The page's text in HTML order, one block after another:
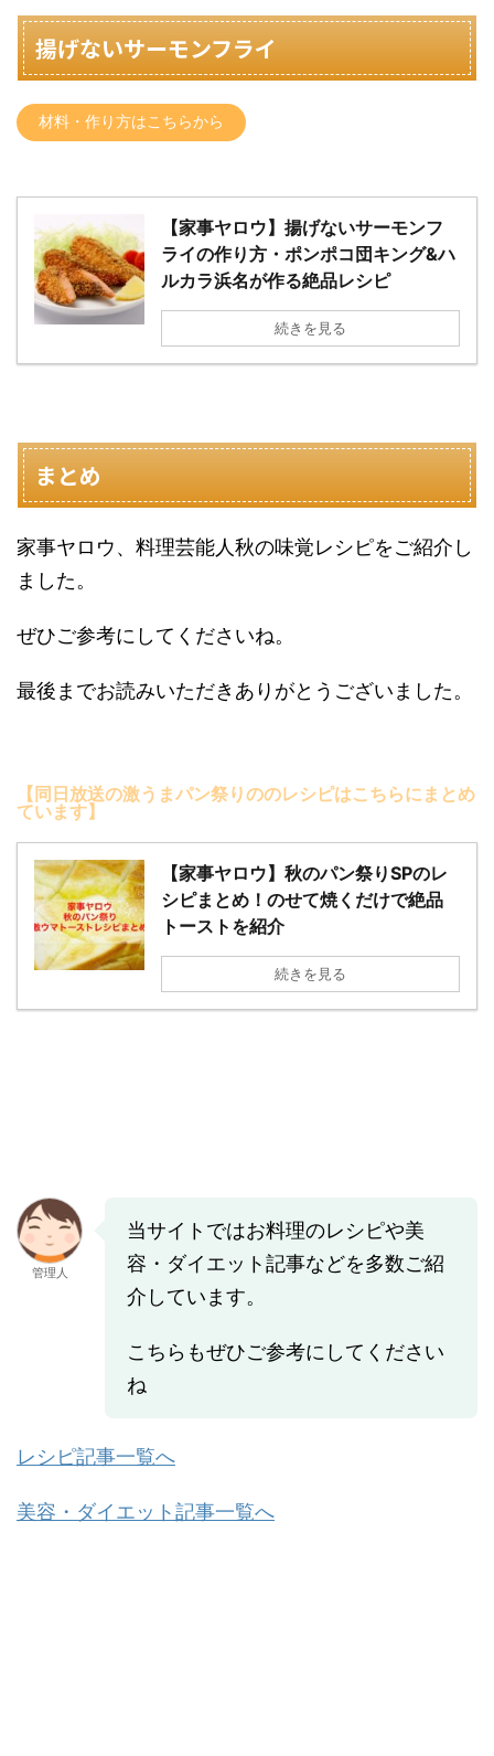
揚げないサーモンフライ
材料・作り方はこちらから
【家事ヤロウ】揚げないサーモンフ
ライの作り方・ポンポコ団キング&ハ
ルカラ浜名が作る絶品レシピ
続きを見る
まとめ
家事ヤロウ、料理芸能人秋の味覚レシピをご紹介し
ました。
ぜひご参考にしてくださいね。
最後までお読みいただきありがとうございました。
【同日放送の激うまパン祭りののレシピはこちらにまとめ
ています】
【家事ヤロウ】秋のパン祭りSPのレ
シピまとめ！のせて焼くだけで絶品
トーストを紹介
続きを見る
管理人
当サイトではお料理のレシピや美
容・ダイエット記事などを多数ご紹
介しています。
こちらもぜひご参考にしてください
ね
レシピ記事一覧へ
美容・ダイエット記事一覧へ